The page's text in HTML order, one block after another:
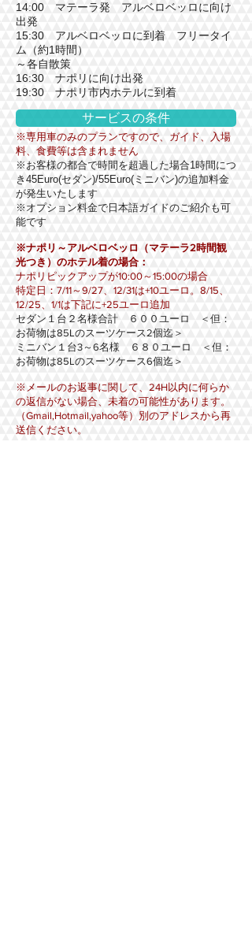
14:00 マテーラ発 アルベロベッロに向け
出発
15:30 アルベロベッロに到着 フリータイ
ム（約1時間）
​～各自散策
16:30 ナポリに向け出発
19:30 ナポリ市内ホテルに到着
サービスの条件
※専用車のみのプランですので、ガイド、入場
料、食費等は含まれません
※お客様の都合で時間を超過した場合1時間につ
き45Euro(セダン)/55Euro(ミニバン)の追加料金
が発生いたします
※オプション料金で日本語ガイドのご紹介も可
能です
※ナポリ～アルベロベッロ（マテーラ2時間観
光つき）のホテル着の場合：
ナポリピックアップが10:00～15:00の場合
特定日：7/11～9/27、12/31は+10ユーロ。8/15、
12/25、1/1は下記に+25ユーロ追加
セダン１台２名様合計 ６００ユーロ ＜但：
お荷物は85Lのスーツケース2個迄＞
ミニバン１台3～6名様 ６８０ユーロ ＜但：
お荷物は85Lのスーツケース6個迄＞
※メールのお返事に関して、24H以内に何らか
の返信がない場合、未着の可能性があります。
（Gmail,Hotmail,yahoo等）別のアドレスから再
送信ください。